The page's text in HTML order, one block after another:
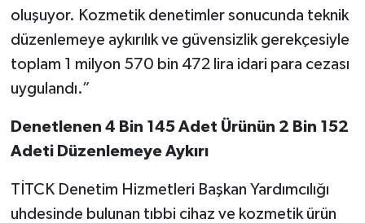
oluşuyor. Kozmetik denetimler sonucunda teknik
düzenlemeye aykırılık ve güvensizlik gerekçesiyle
toplam 1 milyon 570 bin 472 lira idari para cezası
uygulandı.”
Denetlenen 4 Bin 145 Adet Ürünün 2 Bin 152
Adeti Düzenlemeye Aykırı
TİTCK Denetim Hizmetleri Başkan Yardımcılığı
uhdesinde bulunan tıbbi cihaz ve kozmetik ürün